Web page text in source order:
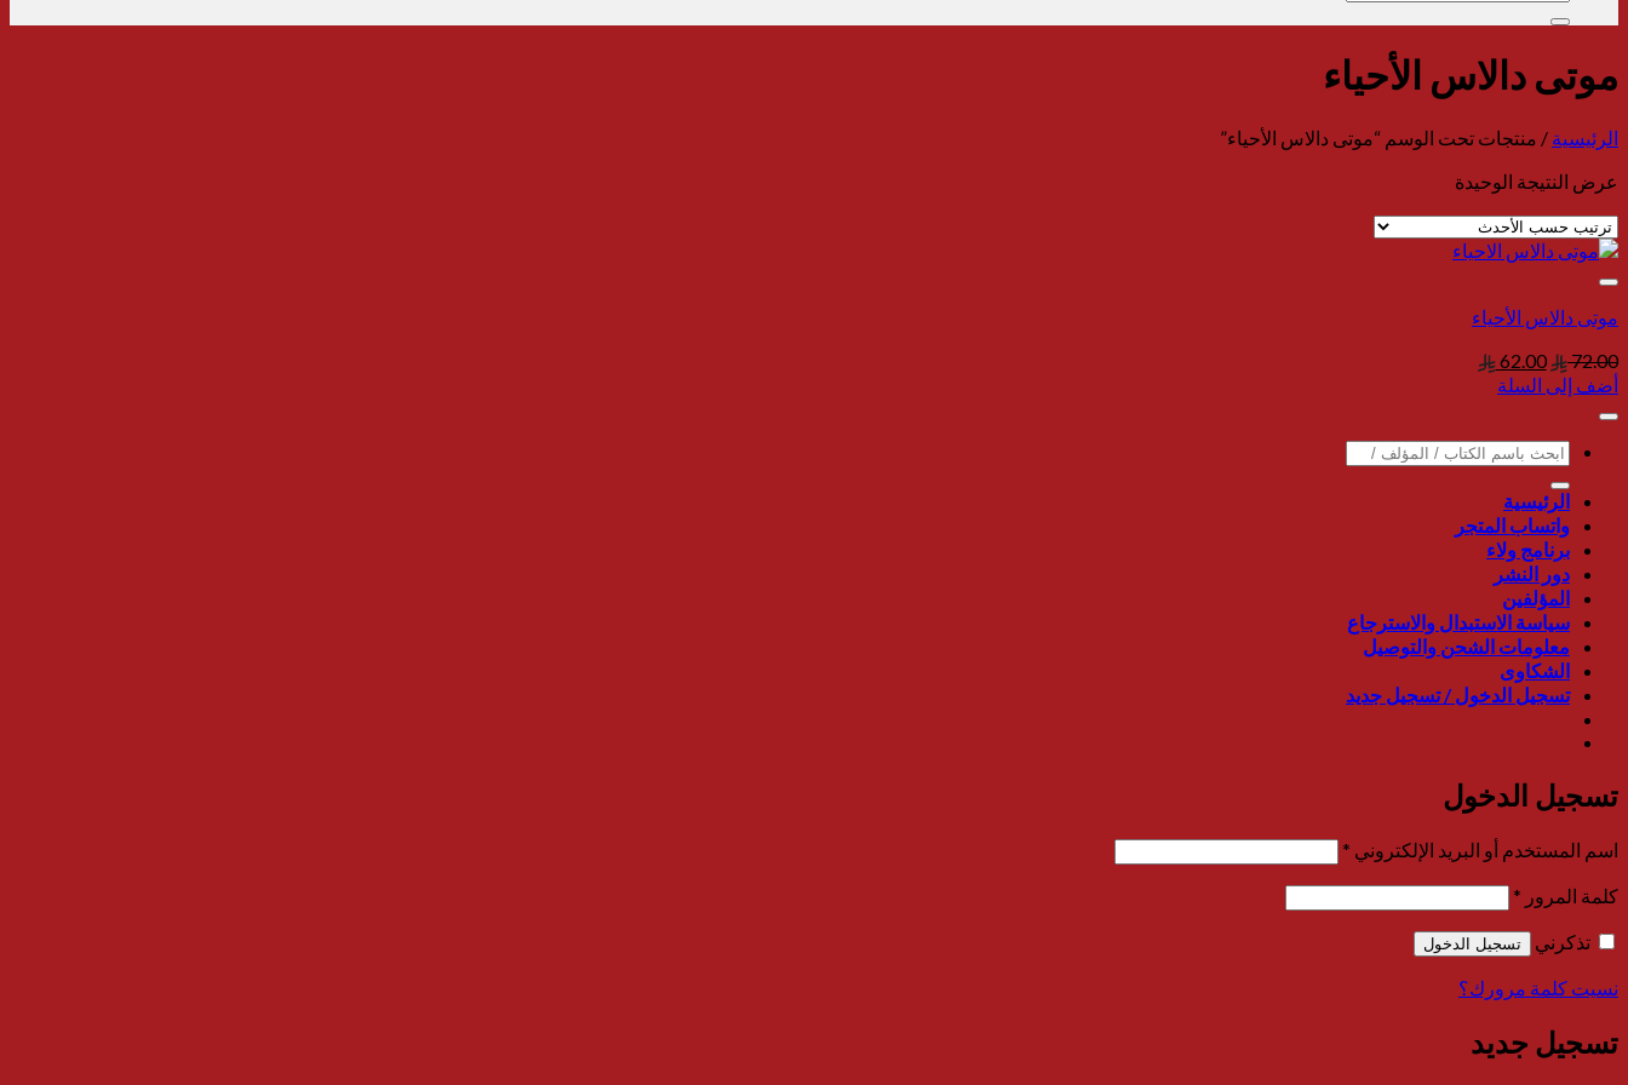
عن:
الرئيسية / منتجات تحت الوسم “‎موتى دالاس الأحياء‎”
عرض النتيجة الوحيدة
72.00
السعر
الأصلي
62.00
السعر
أضف إلى السلة
البحث
عن:
الرئيسية
واتساب المتجر
برنامج ولاء
دور النشر
المؤلفين
سياسة الاستبدال والاسترجاع
معلومات الشحن والتوصيل
الشكاوى
تسجيل الدخول / تسجيل جديد
تسجيل الدخول
اسم المستخدم أو البريد الإلكتروني *مطلوبة
كلمة المرور *مطلوبة
تذكرني تسجيل الدخول
نسيت كلمة مرورك؟
تسجيل جديد